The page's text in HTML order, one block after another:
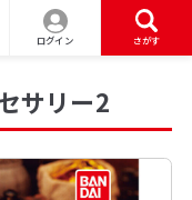
ログイン さがす
サリー2